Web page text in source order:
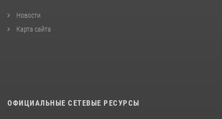
Новости
Карта сайта
ОФИЦИАЛЬНЫЕ СЕТЕВЫЕ РЕСУРСЫ